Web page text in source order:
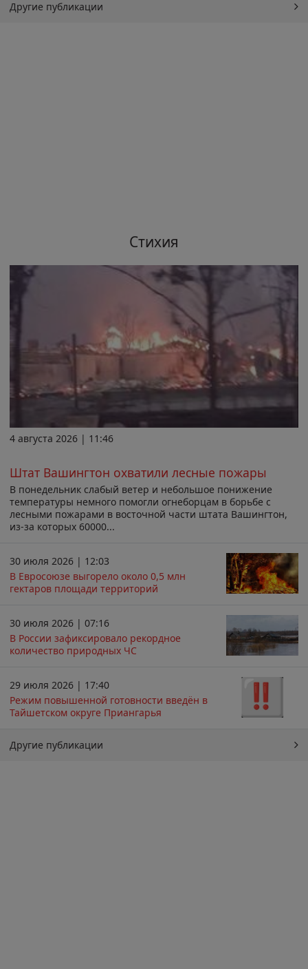
Другие публикации
Стихия
4 августа 2026 | 11:46
Штат Вашингтон охватили лесные пожары
В понедельник слабый ветер и небольшое понижение
температуры немного помогли огнеборцам в борьбе с
лесными пожарами в восточной части штата Вашингтон,
из-за которых 60000...
30 июля 2026 | 12:03
В Евросоюзе выгорело около 0,5 млн
гектаров площади территорий
30 июля 2026 | 07:16
В России зафиксировало рекордное
количество природных ЧС
29 июля 2026 | 17:40
Режим повышенной готовности введён в
Тайшетском округе Приангарья
Другие публикации